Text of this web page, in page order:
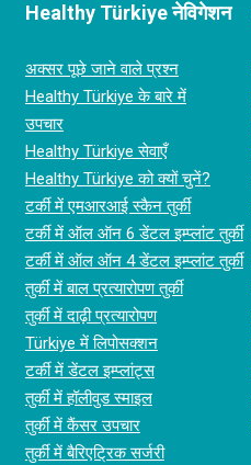
Healthy Türkiye नेविगेशन
अक्सर पूछे जाने वाले प्रश्न
Healthy Türkiye के बारे में
उपचार
Healthy Türkiye सेवाएँ
Healthy Türkiye को क्यों चुनें?
टर्की में एमआरआई स्कैन तुर्की
टर्की में ऑल ऑन 6 डेंटल इम्प्लांट तुर्की
टर्की में ऑल ऑन 4 डेंटल इम्प्लांट तुर्की
तुर्की में बाल प्रत्यारोपण तुर्की
तुर्की में दाढ़ी प्रत्यारोपण
Türkiye में लिपोसक्शन
टर्की में डेंटल इम्प्लांट्स
तुर्की में हॉलीवुड स्माइल
तुर्की में कैंसर उपचार
तुर्की में बैरिएट्रिक सर्जरी